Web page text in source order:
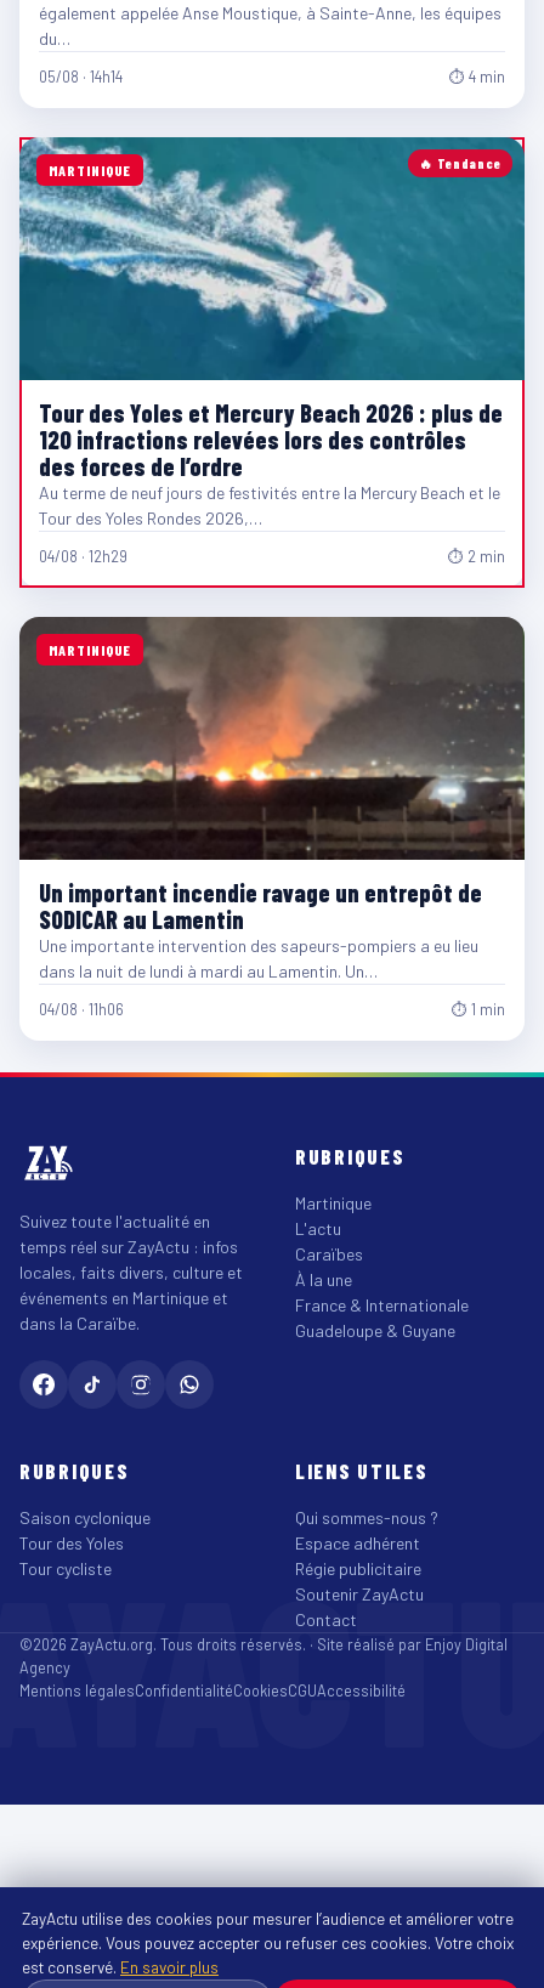
également appelée Anse Moustique, à Sainte-Anne, les équipes
du…
05/08 · 14h14 ⏱ 4 min
🔥 Tendance
MARTINIQUE
Tour des Yoles et Mercury Beach 2026 : plus de
120 infractions relevées lors des contrôles
des forces de l’ordre
Au terme de neuf jours de festivités entre la Mercury Beach et le
Tour des Yoles Rondes 2026,…
04/08 · 12h29 ⏱ 2 min
MARTINIQUE
Un important incendie ravage un entrepôt de
SODICAR au Lamentin
Une importante intervention des sapeurs-pompiers a eu lieu
dans la nuit de lundi à mardi au Lamentin. Un…
04/08 · 11h06 ⏱ 1 min
Suivez toute l'actualité en
temps réel sur ZayActu : infos
locales, faits divers, culture et
événements en Martinique et
dans la Caraïbe.
RUBRIQUES
Martinique
L'actu
Caraïbes
À la une
France & Internationale
Guadeloupe & Guyane
RUBRIQUES
Saison cyclonique
Tour des Yoles
Tour cycliste
LIENS UTILES
Qui sommes-nous ?
Espace adhérent
Régie publicitaire
Soutenir ZayActu
Contact
©2026 ZayActu.org. Tous droits réservés. · Site réalisé par Enjoy Digital
Agency
Mentions légalesConfidentialitéCookiesCGUAccessibilité
ZayActu utilise des cookies pour mesurer l’audience et améliorer votre
expérience. Vous pouvez accepter ou refuser ces cookies. Votre choix
est conservé. En savoir plus